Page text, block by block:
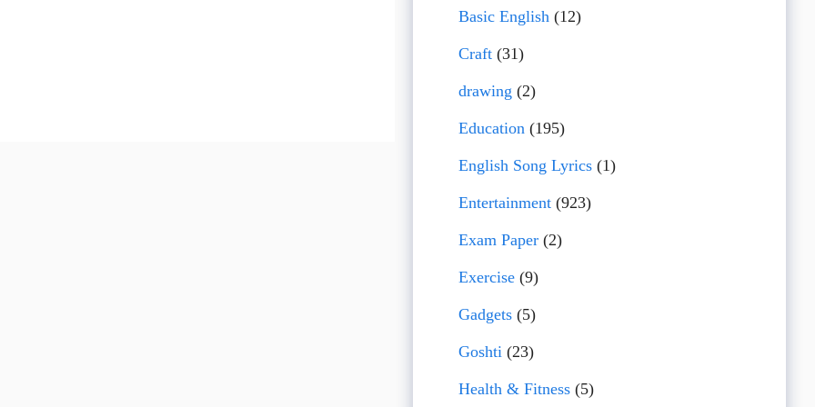
Basic English (12)
Craft (31)
drawing (2)
Education (195)
English Song Lyrics (1)
Entertainment (923)
Exam Paper (2)
Exercise (9)
Gadgets (5)
Goshti (23)
Health & Fitness (5)